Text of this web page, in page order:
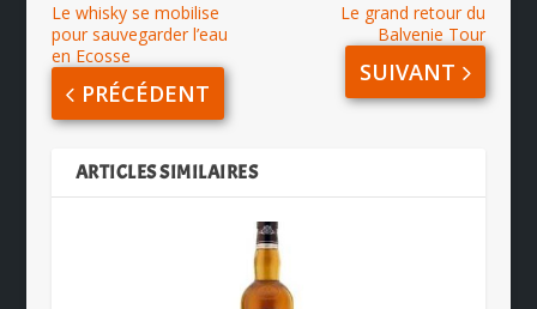
Le whisky se mobilise
pour sauvegarder l’eau
en Ecosse
PRÉCÉDENT
Le grand retour du
Balvenie Tour
SUIVANT
ARTICLES SIMILAIRES